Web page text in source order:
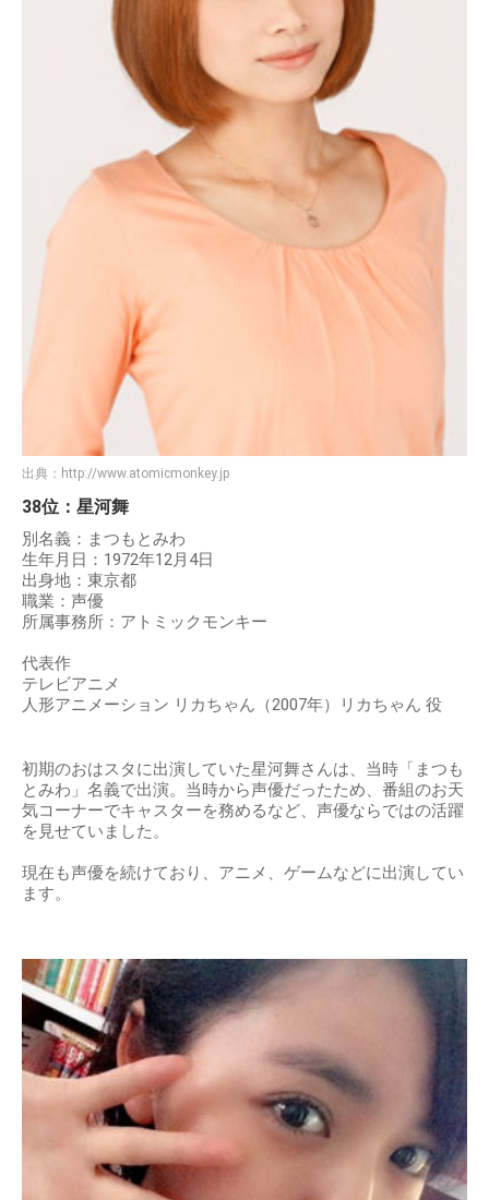
出典： http://www.atomicmonkey.jp
38位：星河舞
別名義：まつもとみわ
生年月日：1972年12月4日
出身地：東京都
職業：声優
所属事務所：アトミックモンキー
代表作
テレビアニメ
人形アニメーション リカちゃん（2007年）リカちゃん 役
初期のおはスタに出演していた星河舞さんは、当時「まつも
とみわ」名義で出演。当時から声優だったため、番組のお天
気コーナーでキャスターを務めるなど、声優ならではの活躍
を見せていました。
現在も声優を続けており、アニメ、ゲームなどに出演してい
ます。